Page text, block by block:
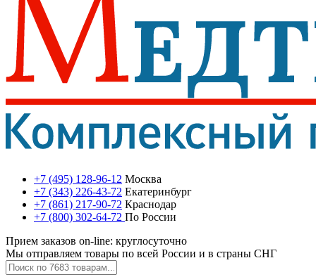
+7 (495) 128-96-12 Москва
+7 (343) 226-43-72 Екатеринбург
+7 (861) 217-90-72 Краснодар
+7 (800) 302-64-72 По России
Прием заказов on-line: круглосуточно
Мы отправляем товары по всей России и в страны СНГ